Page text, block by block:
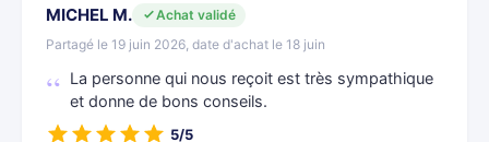
MICHEL M.
Achat validé
Partagé le 19 juin 2026, date d'achat le 18 juin
La personne qui nous reçoit est très sympathique
et donne de bons conseils.
5/5